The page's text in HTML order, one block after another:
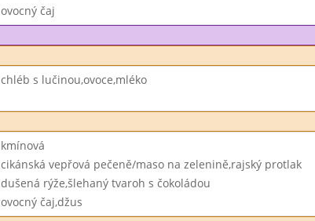
ovocný čaj
chléb s lučinou,ovoce,mléko
kmínová
cikánská vepřová pečeně/maso na zelenině,rajský protlak
dušená rýže,šlehaný tvaroh s čokoládou
ovocný čaj,džus